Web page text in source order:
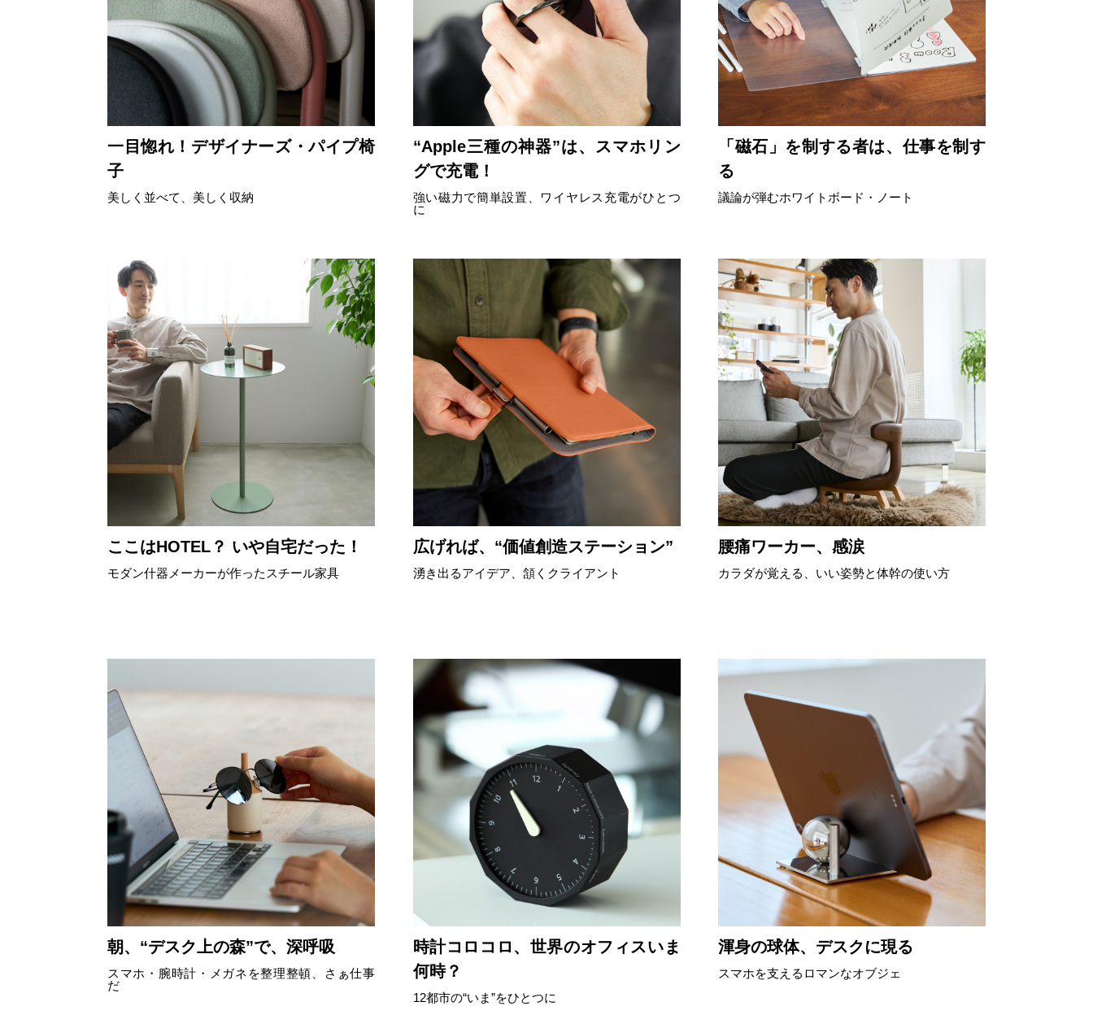
一目惚れ！デザイナーズ・パイプ椅
子
美しく並べて、美しく収納
“Apple三種の神器”は、スマホリン
グで充電！
強い磁力で簡単設置、ワイヤレス充電がひとつ
に
「磁石」を制する者は、仕事を制す
る
議論が弾むホワイトボード・ノート
ここはHOTEL？ いや自宅だった！
モダン什器メーカーが作ったスチール家具
広げれば、“価値創造ステーション”
湧き出るアイデア、頷くクライアント
腰痛ワーカー、感涙
カラダが覚える、いい姿勢と体幹の使い方
朝、“デスク上の森”で、深呼吸
スマホ・腕時計・メガネを整理整頓、さぁ仕事
だ
時計コロコロ、世界のオフィスいま
何時？
12都市の“いま”をひとつに
渾身の球体、デスクに現る
スマホを支えるロマンなオブジェ